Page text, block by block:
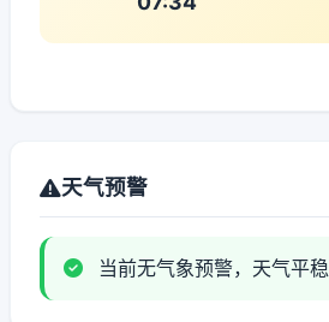
天气预警
当前无气象预警，天气平稳